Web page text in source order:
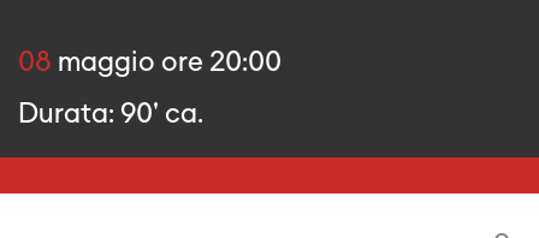
08 maggio ore 20:00
Durata: 90' ca.